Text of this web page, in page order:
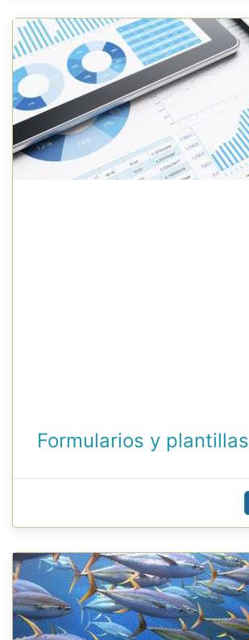
Formularios y plantillas